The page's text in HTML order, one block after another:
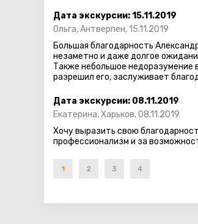
Дата экскурсии:15.11.2019
Ольга,Антверпен,15.11.2019
Большая благодарность
незаметно и даже долгое
Также небольшое недоразумение
разрешил его, заслуживает
Дата экскурсии: 08.11.2019
Екатерина,Харьков,08.11.2019
Хочу выразить свою
профессионализм и за
1 2 3 4